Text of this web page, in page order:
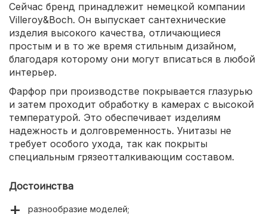
Сейчас бренд принадлежит немецкой компании
Villeroy&Boch. Он выпускает сантехнические
изделия высокого качества, отличающиеся
простым и в то же время стильным дизайном,
благодаря которому они могут вписаться в любой
интерьер.
Фарфор при производстве покрывается глазурью
и затем проходит обработку в камерах с высокой
температурой. Это обеспечивает изделиям
надежность и долговременность. Унитазы не
требует особого ухода, так как покрыты
специальным грязеотталкивающим составом.
Достоинства
разнообразие моделей;